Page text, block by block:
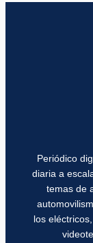
Periódico
diaria a
temas de
los